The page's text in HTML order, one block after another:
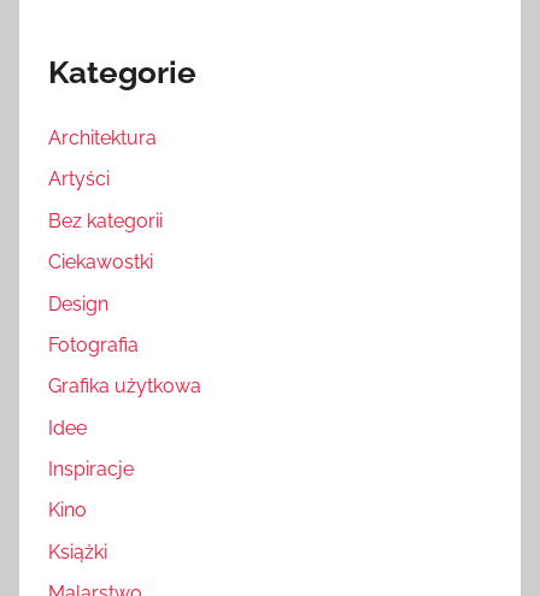
Kategorie
Architektura
Artyści
Bez kategorii
Ciekawostki
Design
Fotografia
Grafika użytkowa
Idee
Inspiracje
Kino
Książki